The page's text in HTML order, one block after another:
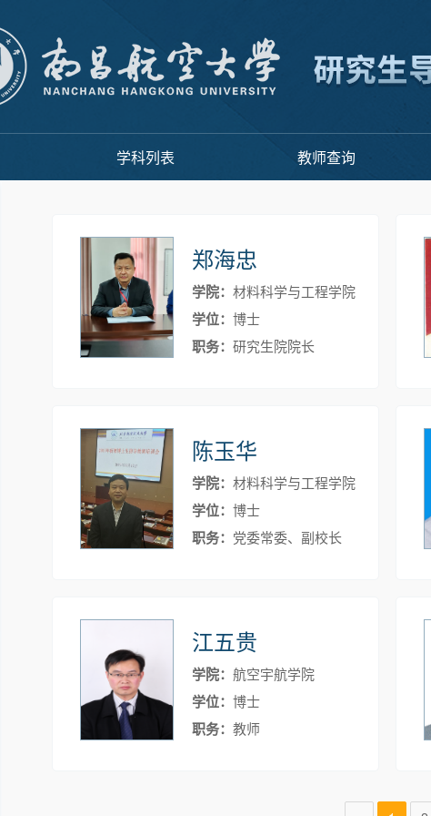
学科列表 教师查询
郑海忠
学院： 材料科学与工程学院
学位： 博士
职务： 研究生院院长
陈玉华
学院： 材料科学与工程学院
学位： 博士
职务： 党委常委、副校长
江五贵
学院： 航空宇航学院
学位： 博士
职务： 教师